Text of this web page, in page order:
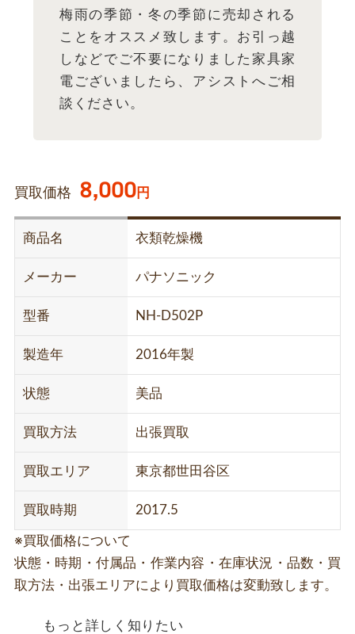
梅雨の季節・冬の季節に売却される
ことをオススメ致します。お引っ越
しなどでご不要になりました家具家
電ございましたら、アシストへご相
談ください。
買取価格 8,000円
商品名 衣類乾燥機
メーカー パナソニック
型番 NH-D502P
製造年 2016年製
状態 美品
買取方法 出張買取
買取エリア 東京都世田谷区
買取時期 2017.5
※買取価格について
状態・時期・付属品・作業内容・在庫状況・品数・買
取方法・出張エリアにより買取価格は変動致します。
もっと詳しく知りたい